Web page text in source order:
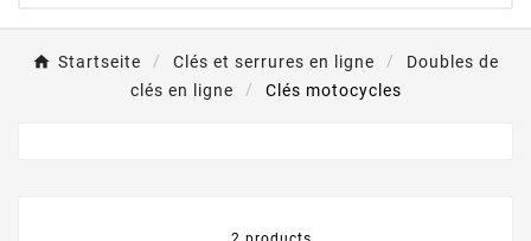
Startseite Clés et serrures en ligne
Doubles de
clés en ligne
Clés motocycles